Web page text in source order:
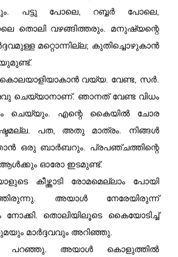
പട്ടു പോലെ, റബ്ബർ പോലെ,
തൊലി വഴങ്ങിത്തരും. മനുഷ്യന്റെ
മറ്റൊന്നില്ല; കുതിച്ചൊഴുകാൻ
വയ്യ. വേണ്ട, സർ.
ചെയ്യാനാണ്‌. ഞാനത് വേണ്ട വിധം
ചെയ്യും. എന്റെ കൈയിൽ ചോര
പത, അതു മാത്രം. നിങ്ങൾ
ഒരു ബാർബറും. പ്രപഞ്ചത്തിന്റെ
ഓരോ ഇടമുണ്ട്.
കീഴ്ത്താടി രോമമെല്ലാം പോയി
അയാൾ നേരേയിരുന്ന്
നോക്കി. തൊലിയിലൂടെ കൈയോടിച്ച്
മാർദ്ദവവും അറിഞ്ഞു.
പറഞ്ഞു. അയാൾ കൊളുത്തിൽ